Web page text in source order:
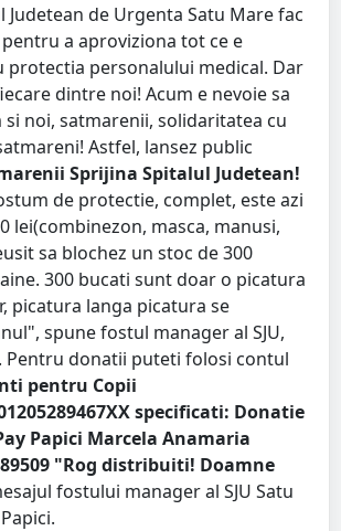
Judetean de Urgenta Satu Mare fac
a aproviziona tot ce e
protectia personalului medical. Dar
dintre noi! Acum e nevoie sa
noi, satmarenii, solidaritatea cu
Astfel, lansez public
Sprijina Spitalul Judetean!
de protectie, complet, este azi
lei(combinezon, masca, manusi,
sa blochez un stoc de 300
300 bucati sunt doar o picatura
picatura langa picatura se
spune fostul manager al SJU,
Pentru donatii puteti folosi contul
pentru Copii
specificati: Donatie
Papici Marcela Anamaria
"Rog distribuiti! Doamne
fostului manager al SJU Satu